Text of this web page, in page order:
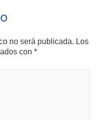
no será publicada. Los
con *